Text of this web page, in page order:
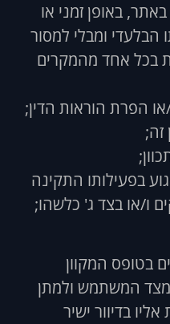
באופן זמני או
הבלעדי ומבלי למסור
בכל אחד מהמקרים
הפרת הוראות הדין;
זה;
בפעילותו התקינה
ו/או בצד ג' כלשהו;
בטופס המקוון
המשתמש ולמתן
בדיוור ישיר